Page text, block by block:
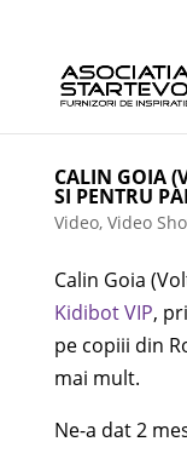
CALIN GOIA
SI PENTRU
Video, Video
Calin Goia
Kidibot VIP,
pe copiii din
mai mult.
Ne-a dat 2